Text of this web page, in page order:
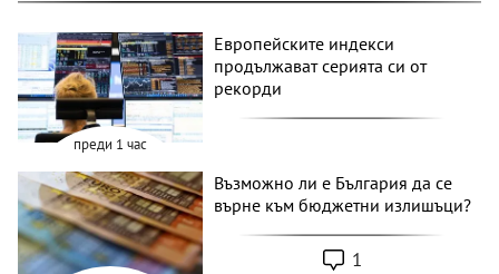
преди 1 час
Европейските индекси
продължават серията си от
рекорди
Възможно ли е България да се
върне към бюджетни излишъци?
1